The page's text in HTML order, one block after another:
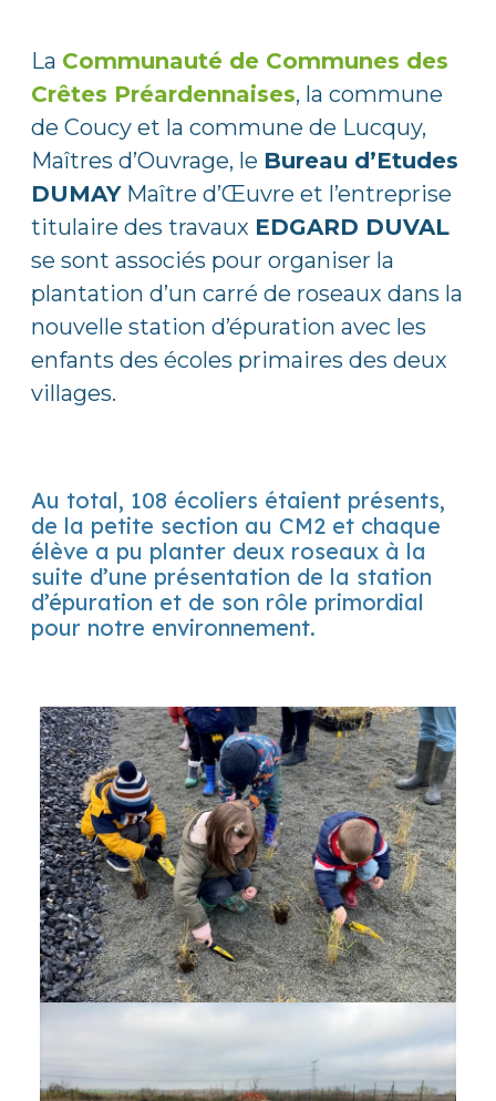
La Communauté de Communes des
Crêtes Préardennaises, la commune
de Coucy et la commune de Lucquy,
Maîtres d’Ouvrage, le Bureau d’Etudes
DUMAYMaître d’Œuvre et l’entreprise
titulaire des travaux EDGARD DUVAL
se sont associés pour organiser la
plantation d’un carré de roseaux dans la
nouvelle station d’épuration avec les
enfants des écoles primaires des deux
villages.
Au total, 108 écoliers étaient présents,
de la petite section au CM2 et chaque
élève a pu planter deux roseaux à la
suite d’une présentation de la station
d’épuration et de son rôle primordial
pour notre environnement.